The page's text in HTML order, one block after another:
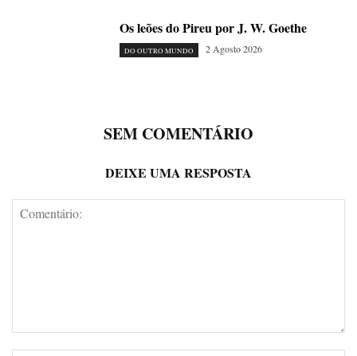
Os leões do Pireu por J. W. Goethe
DO OUTRO MUNDO 2 Agosto 2026
SEM COMENTÁRIO
DEIXE UMA RESPOSTA